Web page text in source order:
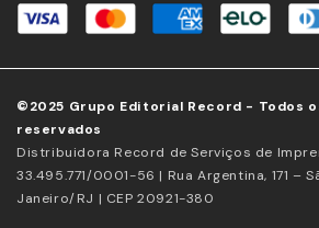
©2025 Grupo Editorial Record - Todos
reservados
Distribuidora Record de Serviços de
33.495.771/0001-56 | Rua Argentina, 171 –
Janeiro/RJ | CEP 20921-380